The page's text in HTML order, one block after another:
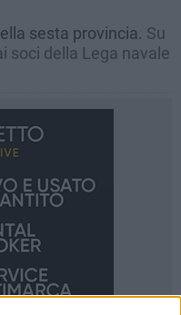
sesta provincia. Su
soci della Lega navale